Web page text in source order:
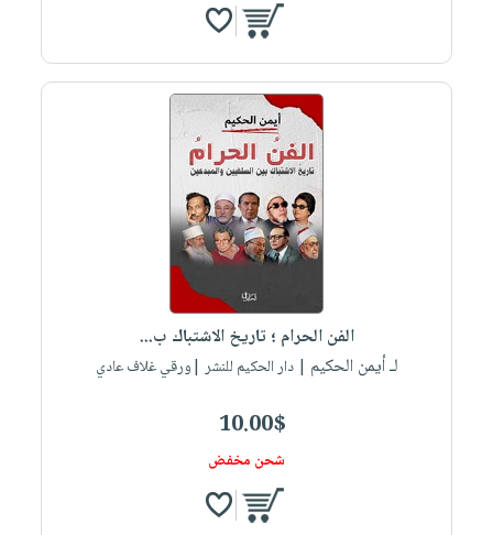
الفن الحرام ؛ تاريخ الاشتباك ب...
لـ أيمن الحكيم | دار الحكيم للنشر |ورقي غلاف عادي
10.00$
شحن مخفض